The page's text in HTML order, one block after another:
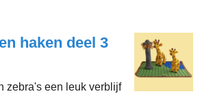
haken deel 3
zebra's een leuk verblijf